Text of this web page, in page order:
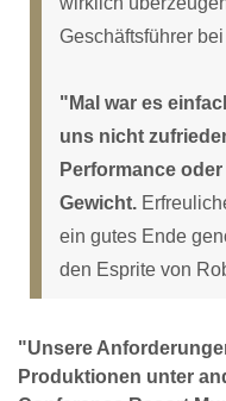
Geschäftsführer
"Mal war es
uns nicht
Performance
Gewicht.
ein gutes Ende
den Esprite von
"Unsere
Produktionen unter